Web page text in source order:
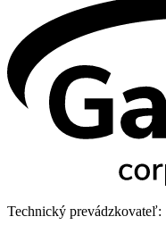
Technický prevádzkovateľ: